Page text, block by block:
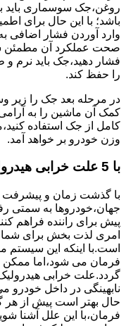
روغن،جک سوسماری باید
باشد؛ با این حال برای
وارد آوردن فشار اضافی
صحت عملکرد آن مطمئن
فشار دهید،جک باید نرم و
را حفظ کند.
در مرحله بعد جک را زیر
کمک آن ماشین را به آرامی
کامل از جک استفاده
وزن خودرو بر خواهد آمد.
با 5 علت خرابی هیدرولیک فرمان آشنا شوید
با گذشت زمان و
جهان،خودروها به سمتی
پیش برای راننده فراهم
امری لذت بخش برای شما
است.با اینکه این سیستم
فرمان می شود،اما ممکن
گردد.علت خرابی
نابهینگی در داخل
حال بهتر است پیش از هر